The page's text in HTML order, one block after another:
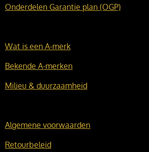
Onderdelen Garantie plan (OGP)
Wat is een A-merk
Bekende A-merken
Milieu & duurzaamheid
Algemene voorwaarden
Retourbeleid